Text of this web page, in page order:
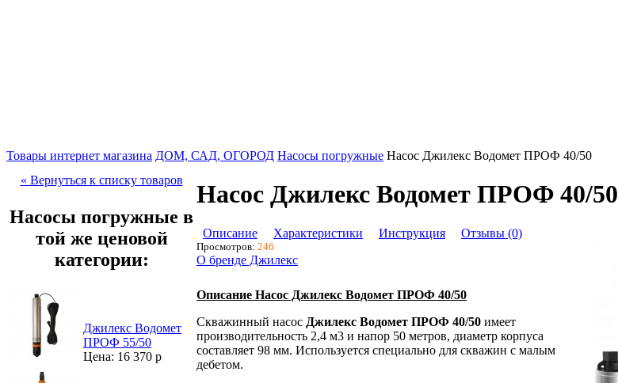
Товары интернет магазина ДОМ, САД, ОГОРОД Насосы погружные Насос Джилекс Водомет ПРОФ 40/50
« Вернуться к списку товаров
Насосы погружные в
той же ценовой
категории:
Джилекс Водомет
ПРОФ 55/50
Цена: 16 370 р
Насос Джилекс Водомет ПРОФ 40/50
Описание Характеристики Инструкция Отзывы (0)
Просмотров: 246
О бренде Джилекс
Описание Насос Джилекс Водомет ПРОФ 40/50
Скважинный насос Джилекс Водомет ПРОФ 40/50 имеет
производительность 2,4 м3 и напор 50 метров, диаметр корпуса
составляет 98 мм. Используется специально для скважин с малым
дебетом.